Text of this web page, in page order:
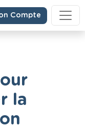
Compte
la